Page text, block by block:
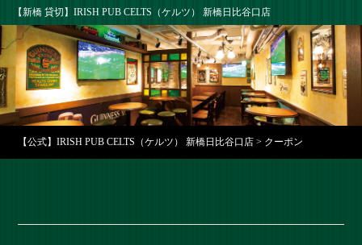
【新橋 貸切】IRISH PUB CELTS（ケルツ） 新橋日比谷口店
【公式】IRISH PUB CELTS（ケルツ） 新橋日比谷口店 > クーポン